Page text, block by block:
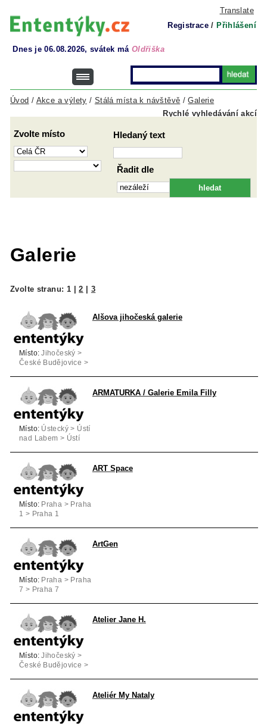
Translate
Registrace / Přihlášení
Dnes je 06.08.2026, svátek má Oldřiška
Rychlé vyhledávání akcí
Úvod / Akce a výlety / Stálá místa k návštěvě /Galerie
Zvolte místo Hledaný text
Řadit dle
Galerie
Zvolte stranu: 1 |2 3
Alšova jihočeská galerie
Místo: Jihočeský >
České Budějovice >
ARMATURKA / Galerie Emila Filly
Místo: Ústecký > Ústí
nad Labem > Ústí
ART Space
Místo: Praha > Praha
1 > Praha 1
ArtGen
Místo: Praha > Praha
7 > Praha 7
Atelier Jane H.
Místo: Jihočeský >
České Budějovice >
Ateliér My Nataly